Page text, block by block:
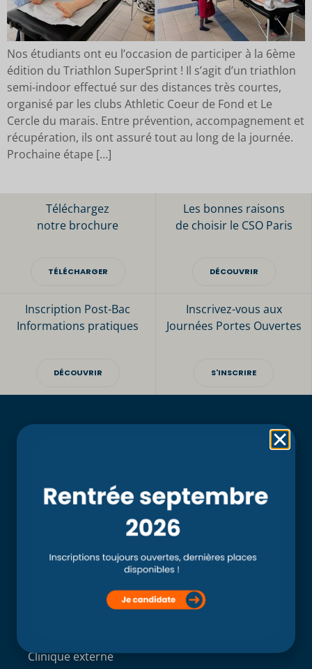
Nos étudiants ont eu l’occasion de participer à la 6ème
édition du Triathlon SuperSprint ! Il s’agit d’un triathlon
semi-indoor effectué sur des distances très courtes,
organisé par les clubs Athletic Coeur de Fond et Le
Cercle du marais. Entre prévention, accompagnement et
récupération, ils ont assuré tout au long de la journée.
Prochaine étape […]
Téléchargez
notre brochure
TÉLÉCHARGER
Les bonnes raisons
de choisir le CSO Paris
DÉCOUVRIR
Inscription Post-Bac
Informations pratiques
DÉCOUVRIR
Inscrivez-vous aux
Journées Portes Ouvertes
S'INSCRIRE
Rubriques
Clinique externe